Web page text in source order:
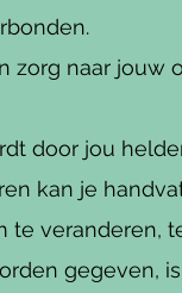
zorg naar jouw
door jou
kan je
te veranderen,
gegeven,